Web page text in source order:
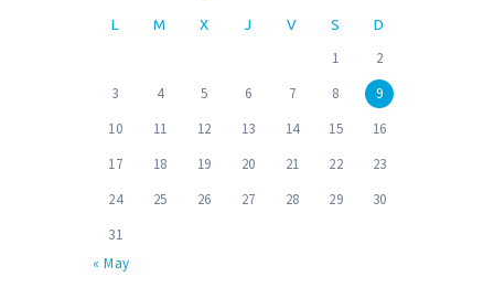
L M X J V S D
1
2
3
4 5 6 7 8
9
10
11 12 13 14 15
16
17
18 19 20 21 22
23
24
25 26 27 28 29
30
31
« May